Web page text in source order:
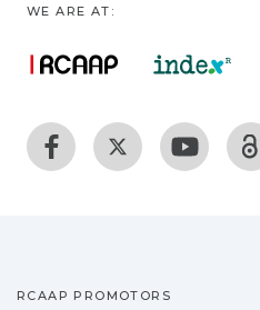
WE ARE AT:
RCAAP PROMOTORS